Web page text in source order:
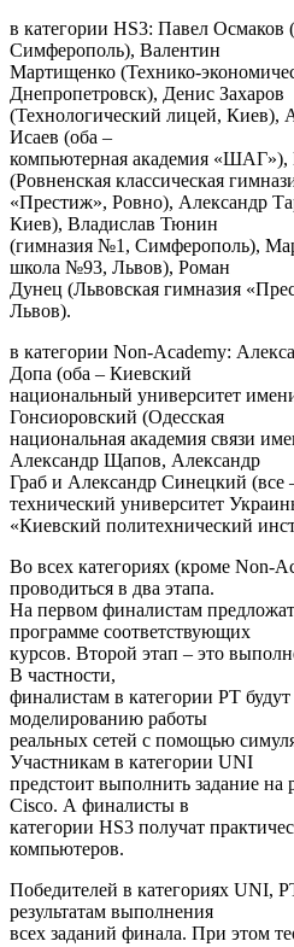
в категории HS3: Павел
Симферополь), Валентин
Мартищенко (Технико-
Днепропетровск), Денис Захаров
(Технологический лицей, Киев),
Исаев (оба –
компьютерная академия
(Ровненская классическая
«Престиж», Ровно), Александр
Киев), Владислав Тюнин
(гимназия №1, Симферополь),
школа №93, Львов), Роман
Дунец (Львовская гимназия
Львов).
в категории Non-Academy:
Допа (оба – Киевский
национальный университет
Гонсиоровский (Одесская
национальная академия связи
Александр Щапов, Александр
Граб и Александр Синецкий
технический университет
«Киевский политехнический
Во всех категориях (кроме Non-
проводиться в два этапа.
На первом финалистам
программе соответствующих
курсов. Второй этап – это
В частности,
финалистам в категории PT
моделированию работы
реальных сетей с помощью
Участникам в категории UNI
предстоит выполнить задание на
Cisco. А финалисты в
категории HS3 получат
компьютеров.
Победителей в категориях UNI,
результатам выполнения
всех заданий финала. При этом